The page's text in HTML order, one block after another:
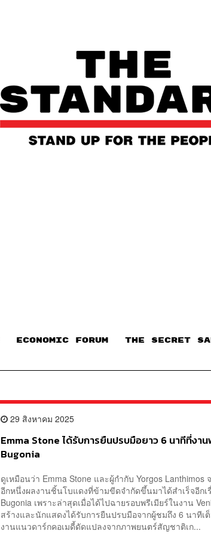
ECONOMIC FORUM THE SECRET
29 สิงหาคม 2025
Emma Stone ได้รับการยืนปรบมือยาว 6 นาทีที่งา
Bugonia
ดูเหมือนว่า Emma Stone และผู้กำกับ Yorgos Lanthimos
อีกหนึ่งผลงานชิ้นโบแดงที่ข้ามขีดจำกัดขึ้นมาได้สำเร็จอีกเ
Bugonia เพราะล่าสุดเมื่อได้ไปฉายรอบพรีเมียร์ในงาน
สร้างและนักแสดงได้รับการยืนปรบมือจากผู้ชมถึง 6 นาทีเ
งานแนวดาร์กคอเมดี้ดัดแปลงจากภาพยนตร์สัญชาติเก...